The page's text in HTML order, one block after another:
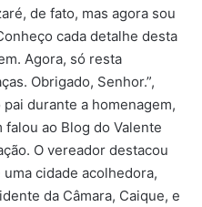
de fato, mas agora sou
cada detalhe desta
Agora, só resta
Obrigado, Senhor.”,
durante a homenagem,
ao Blog do Valente
O vereador destacou
cidade acolhedora,
da Câmara, Caique, e